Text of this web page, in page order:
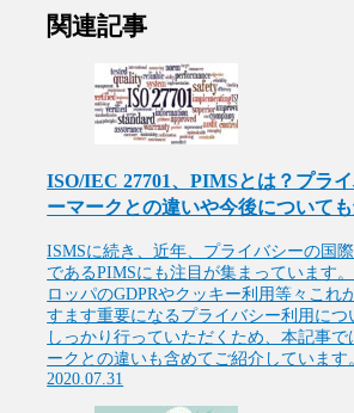
関連記事
ISO/IEC 27701、PIMSとは？プラ
ーマークとの違いや今後について
ISMSに続き、近年、プライバシーの国
であるPIMSにも注目が集まっています
ロッパのGDPRやクッキー利用等々これ
すます重要になるプライバシー利用につ
しっかり行っていただくため、本記事で
ークとの違いも含めてご紹介しています
2020.07.31